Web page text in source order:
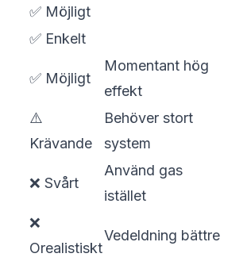
✅ Möjligt
✅ Enkelt
✅ Möjligt
Momentant hög
effekt
⚠️
Krävande
Behöver stort
system
❌ Svårt
Använd gas
istället
❌
Orealistiskt
Vedeldning bättre